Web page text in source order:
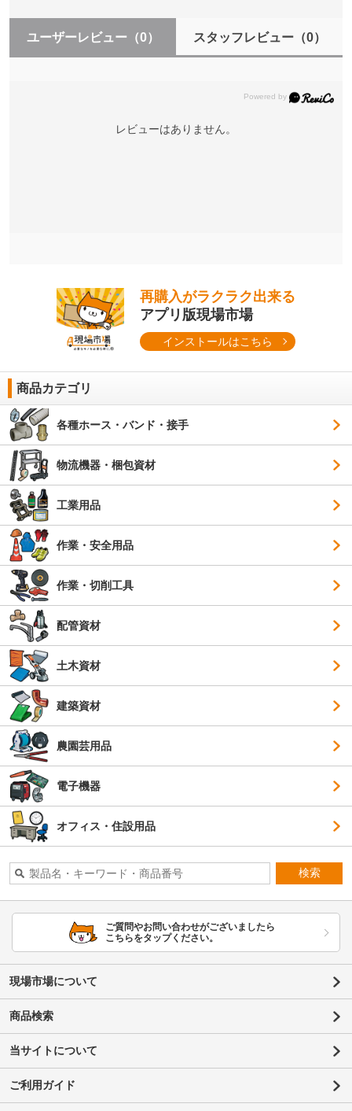
ユーザーレビュー （0） スタッフレビュー（0）
レビューはありません。
再購入がラクラク出来る
アプリ版現場市場
インストールはこちら
商品カテゴリ
各種ホース・バンド・接手
物流機器・梱包資材
工業用品
作業・安全用品
作業・切削工具
配管資材
土木資材
建築資材
農園芸用品
電子機器
オフィス・住設用品
検索
ご質問やお問い合わせがございましたら
こちらをタップください。
現場市場について
商品検索
当サイトについて
ご利用ガイド